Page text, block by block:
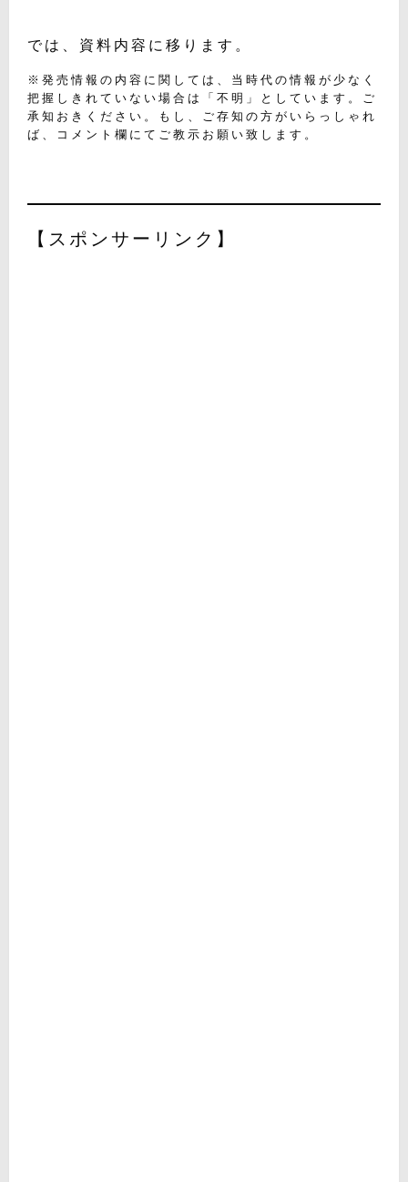
では、資料内容に移ります。
※発売情報の内容に関しては、当時代の情報が少なく
把握しきれていない場合は「不明」としています。ご
承知おきください。もし、ご存知の方がいらっしゃれ
ば、コメント欄にてご教示お願い致します。
【スポンサーリンク】